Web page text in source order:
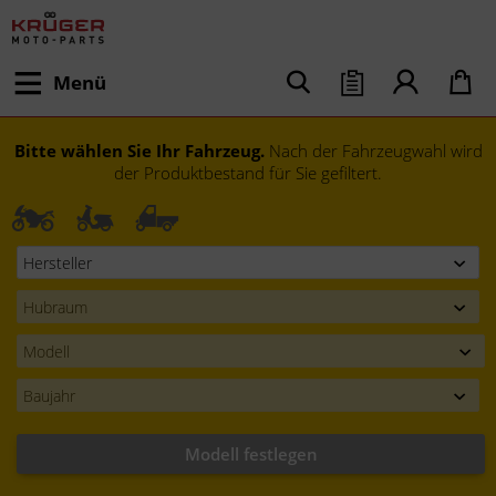
Menü
Bitte wählen Sie Ihr Fahrzeug. Nach der Fahrzeugwahl wird
der Produktbestand für Sie gefiltert.
Modell festlegen